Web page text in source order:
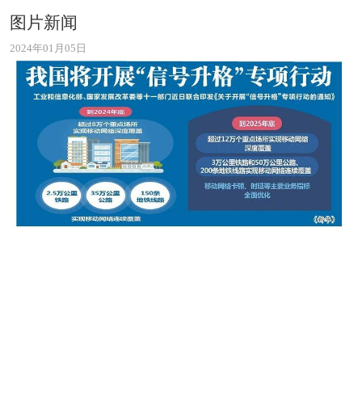
图片新闻
2024年01月05日